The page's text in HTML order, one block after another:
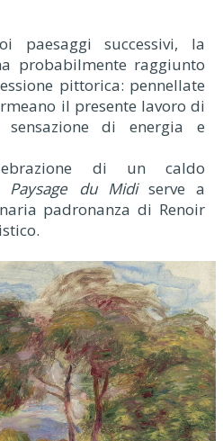
paesaggi successivi, la
probabilmente raggiunto
pittorica: pennellate
il presente lavoro di
sensazione di energia e
di un caldo
Paysage du Midiserve a
padronanza di Renoir